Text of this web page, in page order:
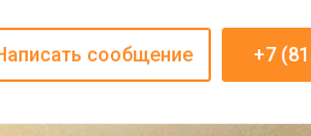
сообщение +7